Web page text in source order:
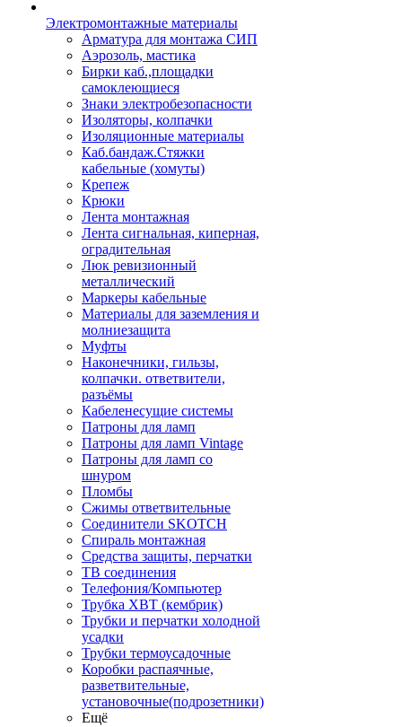
Электромонтажные материалы
Арматура для монтажа СИП
Аэрозоль, мастика
Бирки каб.,площадки
самоклеющиеся
Знаки электробезопасности
Изоляторы, колпачки
Изоляционные материалы
Каб.бандаж.Стяжки
кабельные (хомуты)
Крепеж
Крюки
Лента монтажная
Лента сигнальная, киперная,
оградительная
Люк ревизионный
металлический
Маркеры кабельные
Материалы для заземления и
молниезащита
Муфты
Наконечники, гильзы,
колпачки. ответвители,
разъёмы
Кабеленесущие системы
Патроны для ламп
Патроны для ламп Vintage
Патроны для ламп со
шнуром
Пломбы
Сжимы ответвительные
Соединители SKOTCH
Спираль монтажная
Средства защиты, перчатки
ТВ соединения
Телефония/Компьютер
Трубка ХВТ (кембрик)
Трубки и перчатки холодной
усадки
Трубки термоусадочные
Коробки распаячные,
разветвительные,
установочные(подрозетники)
Ещё